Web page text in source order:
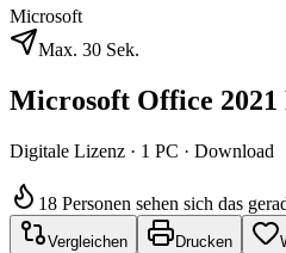
Microsoft
Max. 30 Sek.
Microsoft Office 2021
Digitale Lizenz · 1 PC · Download
18 Personen sehen sich das
Vergleichen Drucken